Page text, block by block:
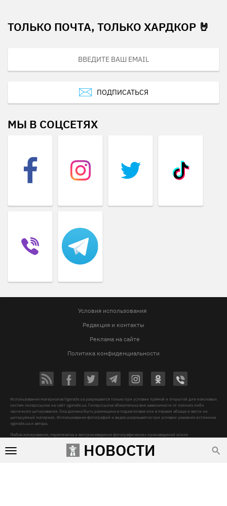
НОВОСТИ
ТОЛЬКО ПОЧТА, ТОЛЬКО ХАРДКОР 🤘
ПОДПИСАТЬСЯ
МЫ В СОЦСЕТЯХ
Условия использования
Редакция и контакты
Реклама на сайте
Политика конфиденциальности
Использование материалов Vgorode.ua разрешается только при условии прямой и открытой для поисковых
систем гиперссылки на сайт vgorode.ua. Гиперссылка обязательна вне зависимости от полного либо
частичного цитирования. Она должна быть размещена в подзаголовке или в первом абзаце и вести на
цитируемый материал. Использование фотографий и видео разрешается при условии указания источника
vgorode.ua и автора.
Любое копирование, перепечатка и воспроизведение фотографических произведений и/или
Субъект в сфере онлайн-медиа, Название онлайн-медиа - «VGORODE», Адрес: 02091, місто Київ,
ХАРКІВСЬКЕ ШОСЕ, будинок 172-Б, офіс 208/1, E-mail:
sunlight@mediadim.com.ua